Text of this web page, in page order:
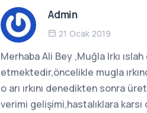
Admin
21 Ocak 2019
Merhaba Ali Bey ,Muğla Irkı
etmektedir,öncelikle mugla
o arı ırkını denedikten sonra
verimi gelişimi,hastalıklara